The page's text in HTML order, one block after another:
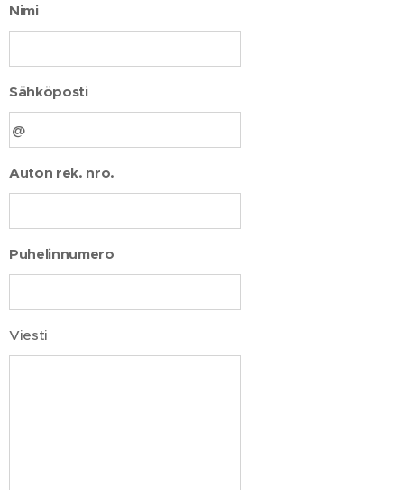
Nimi
Sähköposti
Auton rek. nro.
Puhelinnumero
Viesti